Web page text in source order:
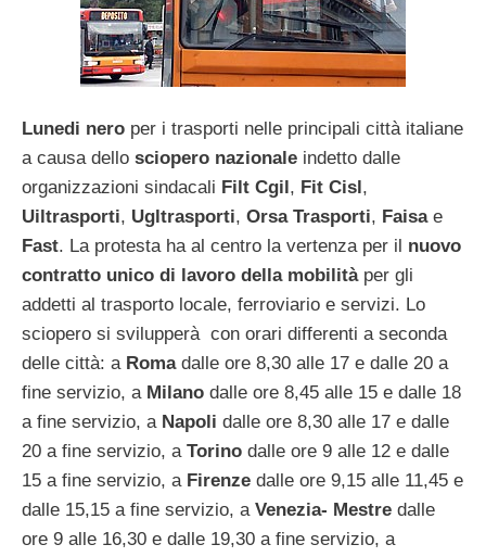
Lunedi nero per i trasporti nelle principali città italiane
a causa dello sciopero nazionale indetto dalle
organizzazioni sindacali Filt Cgil , Fit Cisl ,
Uiltrasporti, Ugltrasporti, Orsa Trasporti, Faisae
Fast. La protesta ha al centro la vertenza per il nuovo
contratto unico di lavoro della mobilità per gli
addetti al trasporto locale, ferroviario e servizi. Lo
sciopero si svilupperà con orari differenti a seconda
delle città: a Romadalle ore 8,30 alle 17 e dalle 20 a
fine servizio, a Milano dalle ore 8,45 alle 15 e dalle 18
a fine servizio, a Napoli dalle ore 8,30 alle 17 e dalle
20 a fine servizio, a Torino dalle ore 9 alle 12 e dalle
15 a fine servizio, a Firenze dalle ore 9,15 alle 11,45 e
dalle 15,15 a fine servizio, a Venezia- Mestre dalle
ore 9 alle 16,30 e dalle 19,30 a fine servizio, a